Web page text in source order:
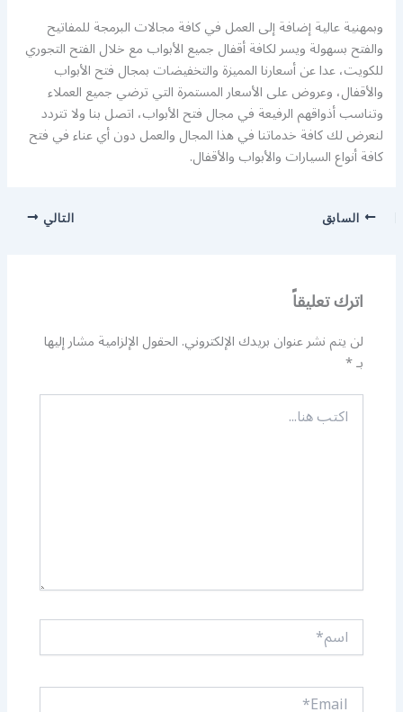
وبمهنية عالية إضافة إلى العمل في كافة مجالات البرمجة للمفاتيح
والفتح بسهولة ويسر لكافة أقفال جميع الأبواب مع خلال الفتح التجوري
للكويت، عدا عن أسعارنا المميزة والتخفيضات بمجال فتح الأبواب
والأقفال، وعروض على الأسعار المستمرة التي ترضي جميع العملاء
وتناسب أذواقهم الرفيعة في مجال فتح الأبواب، اتصل بنا ولا تتردد
لنعرض لك كافة خدماتنا في هذا المجال والعمل دون أي عناء في فتح
كافة أنواع السيارات والأبواب والأقفال.
السابق التالي
اترك تعليقاً
لن يتم نشر عنوان بريدك الإلكتروني.الحقول الإلزامية مشار إليها
بـ*
اكتب
هنا...
اسم*
Email*